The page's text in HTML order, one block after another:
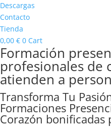
Descargas
Contacto
Tienda
0,00 € 0 Cart
Formación
profesionales de
atienden a
Transforma Tu
Formaciones
Corazón bonificadas